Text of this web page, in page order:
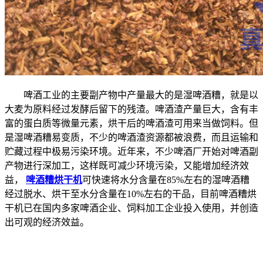
啤酒工业的主要副产物中产量最大的是湿啤酒糟，就是以
大麦为原料经过发酵后留下的残渣。啤酒渣产量巨大，含有丰
富的蛋白质等微量元素，烘干后的啤酒渣可用来当做饲料。但
是湿啤酒糟易变质，不少的啤酒渣资源都被浪费，而且运输和
贮藏过程中极易污染环境。近年来，不少啤酒厂开始对啤酒副
产物进行深加工，这样既可减少环境污染，又能增加经济效
益， 啤酒糟烘干机可快速将水分含量在85%左右的湿啤酒糟
经过脱水、烘干至水分含量在10%左右的干品，目前啤酒糟烘
干机已在国内多家啤酒企业、饲料加工企业投入使用，并创造
出可观的经济效益。